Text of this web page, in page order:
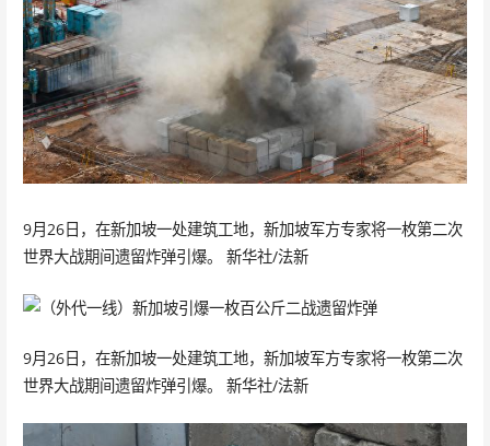
9月26日，在新加坡一处建筑工地，新加坡军方专家将一枚第二次
世界大战期间遗留炸弹引爆。 新华社/法新
9月26日，在新加坡一处建筑工地，新加坡军方专家将一枚第二次
世界大战期间遗留炸弹引爆。 新华社/法新